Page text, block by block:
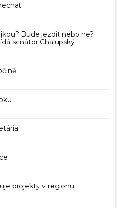
Bude jezdit nebo ne?
senátor Chalupský
projekty v regionu